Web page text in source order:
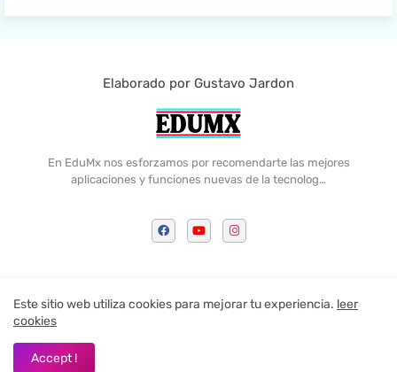
Elaborado por Gustavo Jardon
En EduMx nos esforzamos por recomendarte las mejores
aplicaciones y funciones nuevas de la tecnolog…
Home Contactame Politica de Privacidad
Este sitio web utiliza cookies para mejorar tu experiencia. leer
cookies
Accept !